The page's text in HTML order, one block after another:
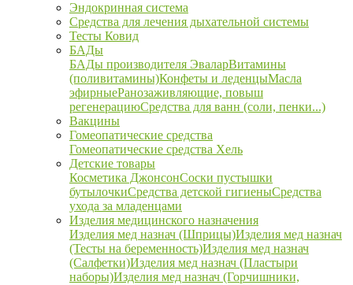
Эндокринная система
Средства для лечения дыхательной системы
Тесты Ковид
БАДы
БАДы производителя ЭваларВитамины
(поливитамины)Конфеты и леденцыМасла
эфирныеРанозаживляющие, повыш
регенерациюСредства для ванн (соли, пенки...)
Вакцины
Гомеопатические средства
Гомеопатические средства Хель
Детские товары
Косметика ДжонсонСоски пустышки
бутылочкиСредства детской гигиеныСредства
ухода за младенцами
Изделия медицинского назначения
Изделия мед назнач (Шприцы)Изделия мед назнач
(Тесты на беременность)Изделия мед назнач
(Салфетки)Изделия мед назнач (Пластыри
наборы)Изделия мед назнач (Горчишники,